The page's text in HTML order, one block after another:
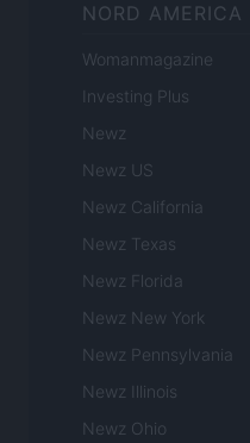
NORD AMERICA
Womanmagazine
Investing Plus
Newz
Newz US
Newz California
Newz Texas
Newz Florida
Newz New York
Newz Pennsylvania
Newz Illinois
Newz Ohio